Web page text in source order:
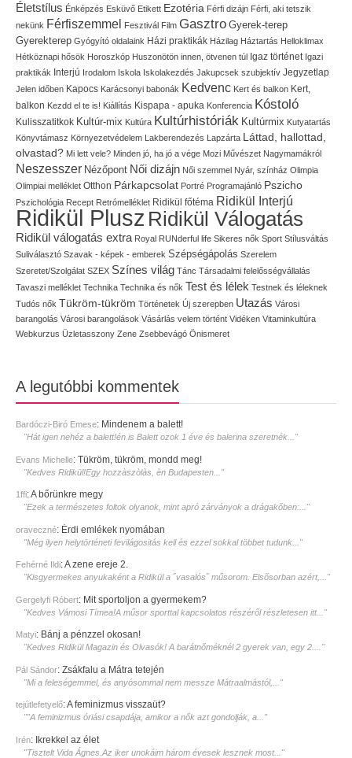
Életstílus Énképzés Esküvő Etikett Ezotéria Férfi dizájn Férfi, aki tetszik
nekünk Férfiszemmel Fesztivál Film Gasztro Gyerek-terep
Gyerekterep Gyógyító oldalaink Házi praktikák Házilag Háztartás Helloklimax
Hétköznapi hősök Horoszkóp Huszonötön innen, ötvenen túl Igaz történet Igazi
praktikák Interjú Irodalom Iskola Iskolakezdés Jakupcsek szubjektív Jegyzetlap
Jelen időben Kapocs Karácsonyi babonák Kedvenc Kert és balkon Kert,
balkon Kezdd el te is! Kiállítás Kispapa - apuka Konferencia Kóstoló
Kulisszatitkok Kultúr-mix Kultúra Kultúrhistóriák Kultúrmix Kutyatartás
Könyvtámasz Környezetvédelem Lakberendezés Lapzárta Láttad, hallottad,
olvastad? Mi lett vele? Minden jó, ha jó a vége Mozi Művészet Nagymamákról
Neszesszer Nézőpont Női dizájn Női szemmel Nyár, színház Olimpia
Olimpiai melléklet Otthon Párkapcsolat Portré Programajánló Pszicho
Pszichológia Recept Retrómelléklet Ridikül főtéma Ridikül Interjú
Ridikül Plusz Ridikül Válogatás
Ridikül válogatás extra Royal RUNderful life Sikeres nők Sport Stílusváltás
Suliválasztó Szavak - képek - emberek Szépségápolás Szerelem
Szeretet/Szolgálat SZEX Színes világ Tánc Társadalmi felelősségvállalás
Tavaszi melléklet Technika Technika és nők Test és lélek Testnek és léleknek
Tudós nők Tükröm-tükröm Történetek Új szerepben Utazás Városi
barangolás Városi barangolások Vásárlás velem történt Vidéken Vitaminkultúra
Webkurzus Üzletasszony Zene Zsebbevágó Önismeret
A legutóbbi kommentek
Bardóczi-Biró Emese: Mindenem a balett!
"Hát igen nehéz a balett!én is Balett ozok 1 éve és balerina szeretnék..."
Evans Michelle: Tükröm, tükröm, mondd meg!
"Kedves Ridikül!Egy hozzàszòlàs, èn Budapesten..."
1ffi:A bőrünkre megy
"Ezek a természetes foltok olyanok, mint apró zárványok a drágakőben:..."
oraveczné: Érdi emlékek nyomában
"Még ilyen helytörténeti fevilágositás kell és ezzel sokkal többet tudunk..."
Fehérné Ildi:A zene ereje 2.
"Kisgyermekes anyukaként a Ridikül a ˝vasalós˝ műsorom. Elsősorban azért,..."
Gergelyfi Róbert: Mit sportoljon a gyermekem?
"Kedves Vámosi Tímea!A műsor sporttal kapcsolatos részéről részletesen itt..."
Matyi: Bánj a pénzzel okosan!
"Kedves Ridikül Magazin és Olvasók! A barátnőméknél 2 gyerek van, egy 2...."
Pál Sándor: Zsákfalu a Mátra tetején
"Mi a feleségemmel, és anyósommal nem messze Mátraalmástól,..."
tejútlefetyelő:A feminizmus visszaüt?
""A feminizmus óriási csapdája, amikor a nők azt gondolják, a..."
Irén: Ikrekkel az élet
"Tisztelt Vida Ágnes.Az iker unokáim három évesek lesznek most..."